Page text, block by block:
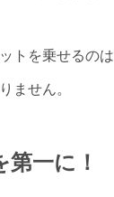
トを乗せるのは
ません。
一に！